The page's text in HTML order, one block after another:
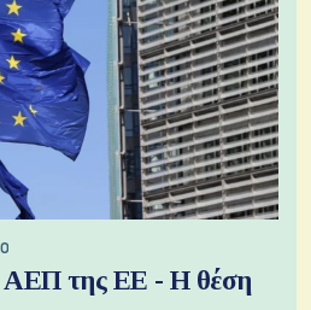
ΑΕΠ της ΕΕ - Η θέση